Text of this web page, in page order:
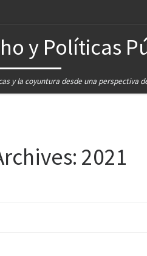
y Políticas
y la coyuntura desde una perspectiva
2021